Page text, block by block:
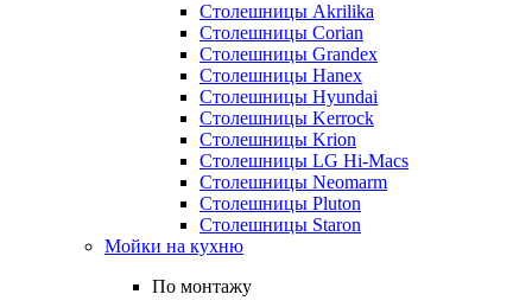
Столешницы Akrilika
Столешницы Corian
Столешницы Grandex
Столешницы Hanex
Столешницы Hyundai
Столешницы Kerrock
Столешницы Krion
Столешницы LG Hi-Macs
Столешницы Neomarm
Столешницы Pluton
Столешницы Staron
Мойки на кухню
По монтажу